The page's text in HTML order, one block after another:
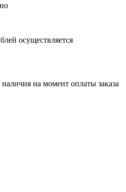
осуществляется
на момент оплаты заказа